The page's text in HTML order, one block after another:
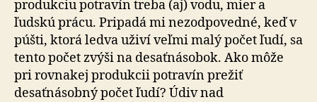
produkciu potravín treba (aj) vodu, mier a
ľudskú prácu. Pripadá mi nezodpovedné, keď v
púšti, ktorá ledva uživí veľmi malý počet ľudí, sa
tento počet zvýši na desaťnásobok. Ako môže
pri rovnakej produkcii potravín prežiť
desaťnásobný počet ľudí? Údiv nad